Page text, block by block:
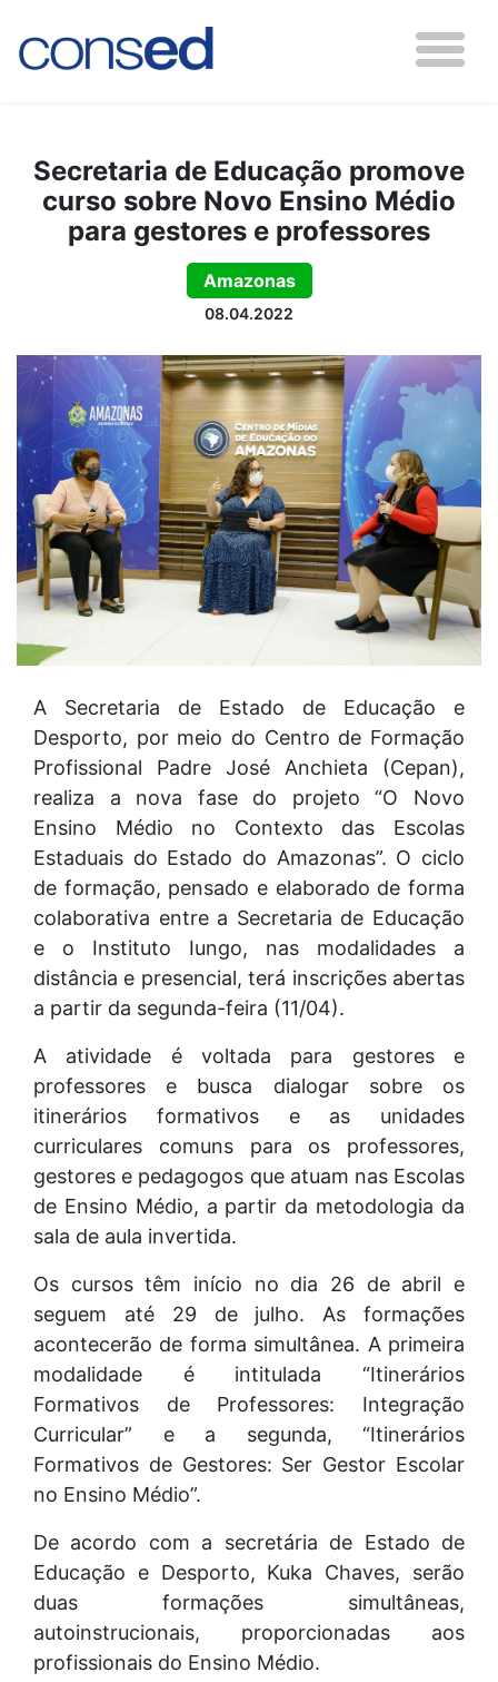
Secretaria de Educação promove
curso sobre Novo Ensino Médio
para gestores e professores
Amazonas
08.04.2022
A Secretaria de Estado de Educação e
Desporto, por meio do Centro de Formação
Profissional Padre José Anchieta (Cepan),
realiza a nova fase do projeto “O Novo
Ensino Médio no Contexto das Escolas
Estaduais do Estado do Amazonas”. O ciclo
de formação, pensado e elaborado de forma
colaborativa entre a Secretaria de Educação
e o Instituto Iungo, nas modalidades a
distância e presencial, terá inscrições abertas
a partir da segunda-feira (11/04).
A atividade é voltada para gestores e
professores e busca dialogar sobre os
itinerários formativos e as unidades
curriculares comuns para os professores,
gestores e pedagogos que atuam nas Escolas
de Ensino Médio, a partir da metodologia da
sala de aula invertida.
Os cursos têm início no dia 26 de abril e
seguem até 29 de julho. As formações
acontecerão de forma simultânea. A primeira
modalidade é intitulada “Itinerários
Formativos de Professores: Integração
Curricular” e a segunda, “Itinerários
Formativos de Gestores: Ser Gestor Escolar
no Ensino Médio”.
De acordo com a secretária de Estado de
Educação e Desporto, Kuka Chaves, serão
duas formações simultâneas,
autoinstrucionais, proporcionadas aos
profissionais do Ensino Médio.